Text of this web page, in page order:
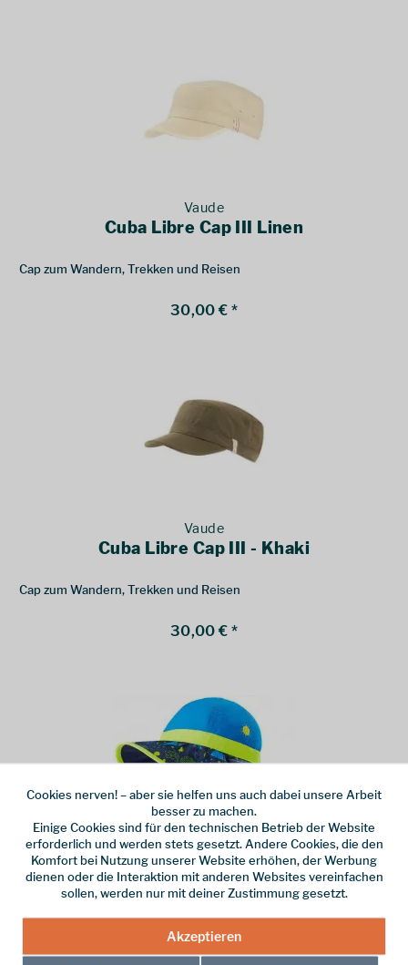
Vaude
Cuba Libre Cap III Linen
Cap zum Wandern, Trekken und Reisen
30,00 € *
Vaude
Cuba Libre Cap III - Khaki
Cap zum Wandern, Trekken und Reisen
30,00 € *
Vaude
Solaro Sonnenhut Kinder
30,00 € *
Cookies nerven! – aber sie helfen uns auch dabei unsere Arbeit
besser zu machen.
Einige Cookies sind für den technischen Betrieb der Website
erforderlich und werden stets gesetzt. Andere Cookies, die den
Komfort bei Nutzung unserer Website erhöhen, der Werbung
dienen oder die Interaktion mit anderen Websites vereinfachen
sollen, werden nur mit deiner Zustimmung gesetzt.
Akzeptieren